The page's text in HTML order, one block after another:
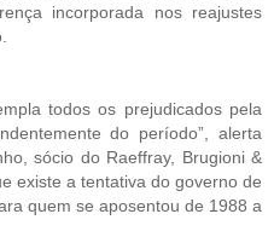
incorporada nos reajustes
todos os prejudicados pela
do período”, alerta
sócio do Raeffray, Brugioni &
existe a tentativa do governo de
quem se aposentou de 1988 a